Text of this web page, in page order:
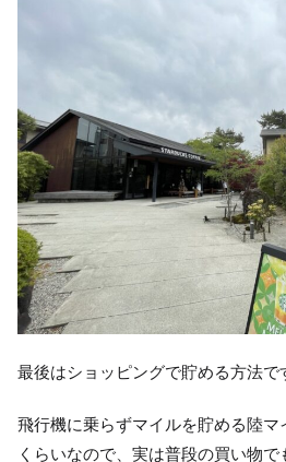
最後はショッピングで貯める方法で
飛行機に乗らずマイルを貯める陸マ
くらいなので、実は普段の買い物